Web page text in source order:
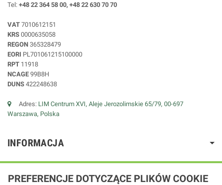
Tel: +48 22 364 58 00, +48 22 630 70 70
VAT 7010612151
KRS 0000635058
REGON 365328479
EORI PL701061215100000
RPT 11918
NCAGE 99B8H
DUNS 422248638
Adres: LIM Centrum XVI, Aleje Jerozolimskie 65/79, 00-697
Warszawa, Polska
INFORMACJA
PREFERENCJE DOTYCZĄCE PLIKÓW COOKIE